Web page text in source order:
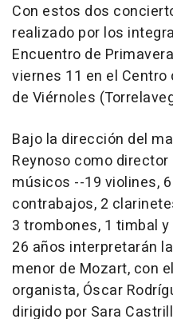
Con estos dos
realizado por los
Encuentro de
viernes 11 en el
de Viérnoles
Bajo la dirección del
Reynoso como
músicos --19 violines,
contrabajos, 2
3 trombones, 1 timbal
26 años interpretarán
menor de Mozart, con
organista, Óscar
dirigido por Sara